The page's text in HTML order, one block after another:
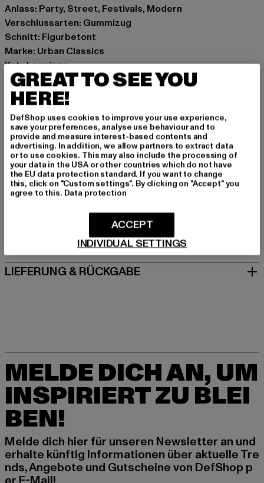
Anlass: Party, Street, Festivals, Modern
Verschlussarten: Gummizug
Schnitt: Figurbetont
Marke: Urban Classics
Kat.: Leggings
Farbe: schwarz
Hersteller Farbe: black
Materialzusammensetzung: 94% Polyester, 6% Elasthan
Art.Nr: TB4551-00007
Hersteller: TB International GmbH |info@tbint.de
Dr.-Robert-Murjahn-Straße 7 | 64372 Ober-Ramstadt |
DE
GRÖSSE & PASSFORM
PFLEGEHINWEISE
LIEFERUNG & RÜCKGABE
MELDE DICH AN, UM
INSPIRIERT ZU BLEI
BEN!
Melde dich hier für unseren Newsletter an und
erhalte künftig Informationen über aktuelle Tre
nds, Angebote und Gutscheine von DefShop p
GREAT TO SEE YOU
HERE!
DefShop uses cookies to improve your use experience,
save your preferences, analyse use behaviour and to
provide and measure interest-based contents and
advertising. In addition, we allow partners to extract data
or to use cookies. This may also include the processing of
your data in the USA or other countries which do not have
the EU data protection standard. If you want to change
this, click on "Custom settings". By clicking on "Accept" you
agree to this. Data protection
INDIVIDUAL SETTINGS
ACCEPT